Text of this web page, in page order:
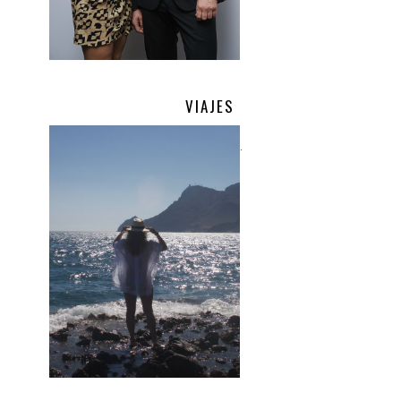
VIAJES
.